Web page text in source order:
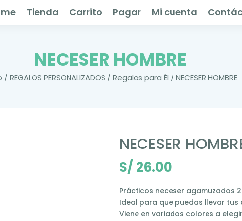
Tienda Carrito Pagar Mi cuenta
NECESER HOMBRE
/ REGALOS PERSONALIZADOS / Regalos para Él / NECESER HOMBRE
NECESER
S/ 26.00
Prácticos neceser agamuzados
Ideal para que puedas llevar tus
Viene en variados colores a elegir